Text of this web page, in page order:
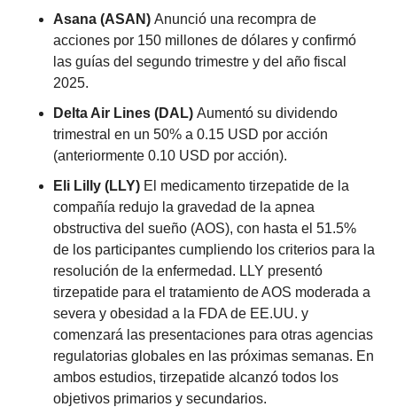
Asana (ASAN) Anunció una recompra de
acciones por 150 millones de dólares y confirmó
las guías del segundo trimestre y del año fiscal
2025.
Delta Air Lines (DAL) Aumentó su dividendo
trimestral en un 50% a 0.15 USD por acción
(anteriormente 0.10 USD por acción).
Eli Lilly (LLY) El medicamento tirzepatide de la
compañía redujo la gravedad de la apnea
obstructiva del sueño (AOS), con hasta el 51.5%
de los participantes cumpliendo los criterios para la
resolución de la enfermedad. LLY presentó
tirzepatide para el tratamiento de AOS moderada a
severa y obesidad a la FDA de EE.UU. y
comenzará las presentaciones para otras agencias
regulatorias globales en las próximas semanas. En
ambos estudios, tirzepatide alcanzó todos los
objetivos primarios y secundarios.